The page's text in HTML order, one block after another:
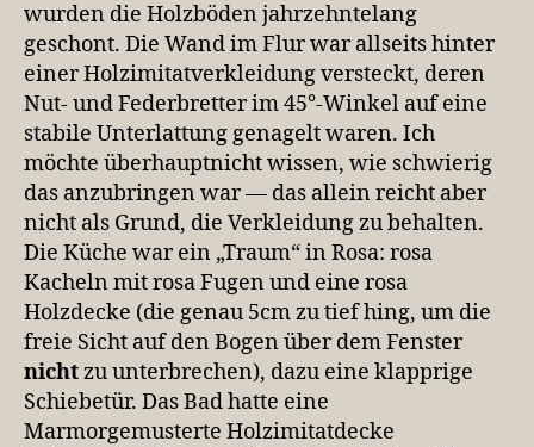
wurden die Holzböden jahrzehntelang
geschont. Die Wand im Flur war allseits hinter
einer Holzimitatverkleidung versteckt, deren
Nut- und Federbretter im 45°-Winkel auf eine
stabile Unterlattung genagelt waren. Ich
möchte überhauptnicht wissen, wie schwierig
das anzubringen war — das allein reicht aber
nicht als Grund, die Verkleidung zu behalten.
Die Küche war ein „Traum“ in Rosa: rosa
Kacheln mit rosa Fugen und eine rosa
Holzdecke (die genau 5cm zu tief hing, um die
freie Sicht auf den Bogen über dem Fenster
nichtzu unterbrechen), dazu eine klapprige
Schiebetür. Das Bad hatte eine
Marmorgemusterte Holzimitatdecke